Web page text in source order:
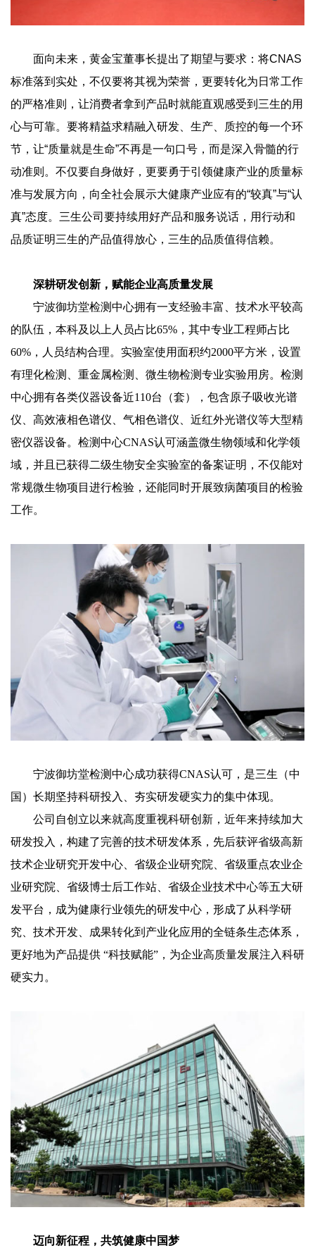
面向未来，黄金宝董事长提出了期望与要求：将CNAS
标准落到实处，不仅要将其视为荣誉，更要转化为日常工作
的严格准则，让消费者拿到产品时就能直观感受到三生的用
心与可靠。要将精益求精融入研发、生产、质控的每一个环
节，让“质量就是生命”不再是一句口号，而是深入骨髓的行
动准则。不仅要自身做好，更要勇于引领健康产业的质量标
准与发展方向，向全社会展示大健康产业应有的“较真”与“认
真”态度。三生公司要持续用好产品和服务说话，用行动和
品质证明三生的产品值得放心，三生的品质值得信赖。
深耕研发创新，赋能企业高质量发展
宁波御坊堂检测中心拥有一支经验丰富、技术水平较高
的队伍，本科及以上人员占比65%，其中专业工程师占比
60%，人员结构合理。实验室使用面积约2000平方米，设置
有理化检测、重金属检测、微生物检测专业实验用房。检测
中心拥有各类仪器设备近110台（套），包含原子吸收光谱
仪、高效液相色谱仪、气相色谱仪、近红外光谱仪等大型精
密仪器设备。检测中心CNAS认可涵盖微生物领域和化学领
域，并且已获得二级生物安全实验室的备案证明，不仅能对
常规微生物项目进行检验，还能同时开展致病菌项目的检验
工作。
宁波御坊堂检测中心成功获得CNAS认可，是三生（中
国）长期坚持科研投入、夯实研发硬实力的集中体现。
公司自创立以来就高度重视科研创新，近年来持续加大
研发投入，构建了完善的技术研发体系，先后获评省级高新
技术企业研究开发中心、省级企业研究院、省级重点农业企
业研究院、省级博士后工作站、省级企业技术中心等五大研
发平台，成为健康行业领先的研发中心，形成了从科学研
究、技术开发、成果转化到产业化应用的全链条生态体系，
更好地为产品提供 “科技赋能”，为企业高质量发展注入科研
硬实力。
迈向新征程，共筑健康中国梦